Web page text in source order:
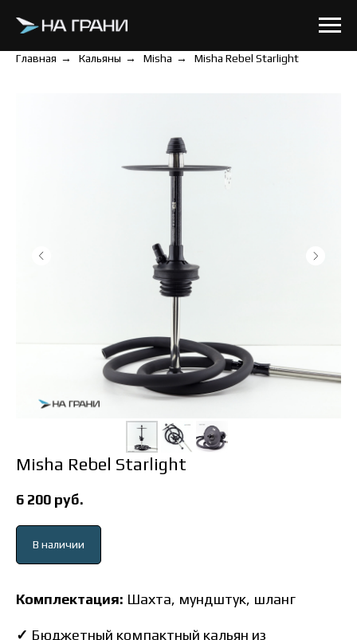
Главная → Кальяны → Misha → Misha Rebel Starlight
Misha Rebel Starlight
6 200 руб.
В наличии
Комплектация: Шахта, мундштук, шланг
✓ Бюджетный компактный кальян из